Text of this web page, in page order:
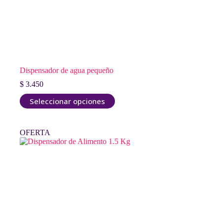
Dispensador de agua pequeño
$ 3.450
Seleccionar opciones
Este
producto
variantes.
Las
OFERTA